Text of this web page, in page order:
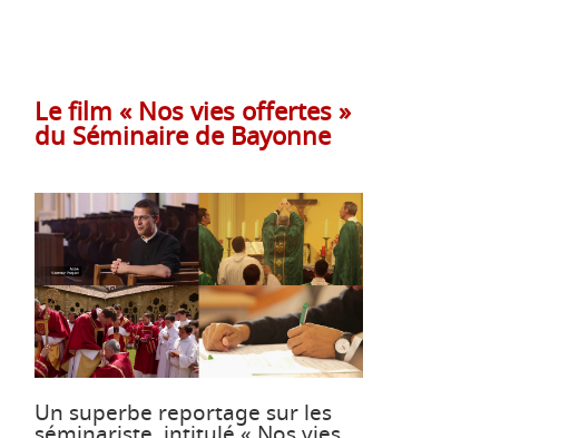
Le film « Nos vies offertes »
du Séminaire de Bayonne
Un superbe reportage sur les